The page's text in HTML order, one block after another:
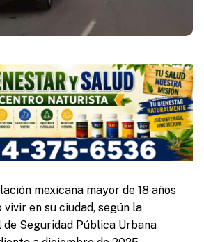
mexicana mayor de 18 años
en su ciudad, según la
Seguridad Pública Urbana